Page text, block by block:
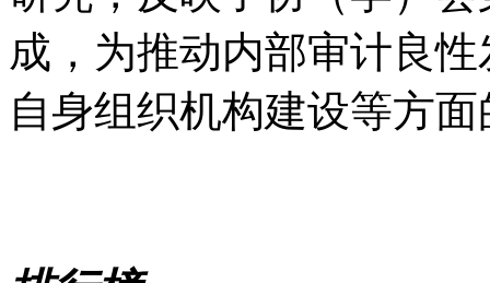
成，为推动内部审计良
自身组织机构建设等方